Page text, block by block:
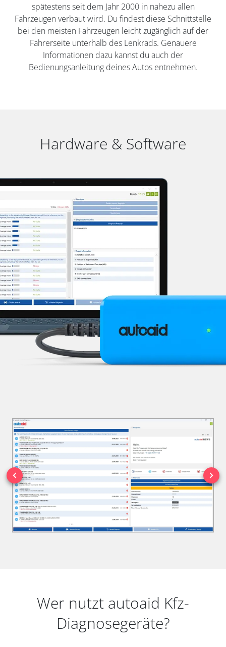
spätestens seit dem Jahr 2000 in nahezu allen
Fahrzeugen verbaut wird. Du findest diese Schnittstelle
bei den meisten Fahrzeugen leicht zugänglich auf der
Fahrerseite unterhalb des Lenkrads. Genauere
Informationen dazu kannst du auch der
Bedienungsanleitung deines Autos entnehmen.
Hardware & Software
Wer nutzt autoaid Kfz-
Diagnosegeräte?